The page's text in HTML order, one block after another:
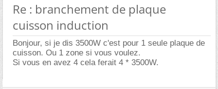
Re : branchement de plaque
cuisson induction
Bonjour, si je dis 3500W c'est pour 1 seule plaque de
cuisson. Ou 1 zone si vous voulez.
Si vous en avez 4 cela ferait 4 * 3500W.